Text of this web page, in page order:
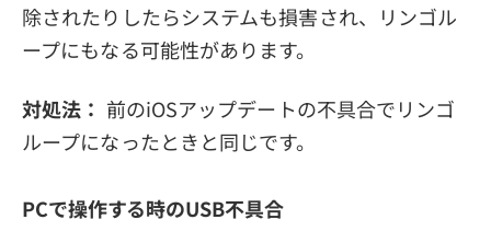
除されたりしたらシステムも損害され、リンゴル
ープにもなる可能性があります。
対処法： 前のiOSアップデートの不具合でリンゴ
ループになったときと同じです。
PCで操作する時のUSB不具合